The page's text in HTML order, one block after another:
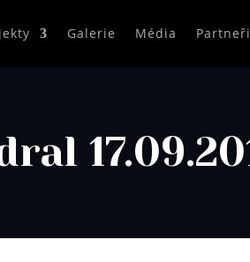
Galerie Média Partneři